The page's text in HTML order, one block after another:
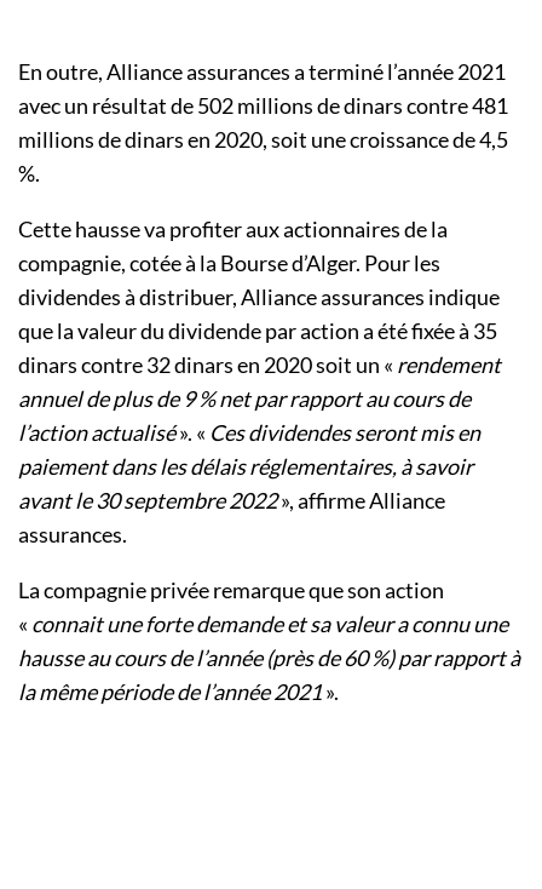
En outre, Alliance assurances a terminé l’année 2021
avec un résultat de 502 millions de dinars contre 481
millions de dinars en 2020, soit une croissance de 4,5
%.
Cette hausse va profiter aux actionnaires de la
compagnie, cotée à la Bourse d’Alger. Pour les
dividendes à distribuer, Alliance assurances indique
que la valeur du dividende par action a été fixée à 35
dinars contre 32 dinars en 2020 soit un « rendement
annuel de plus de 9 % net par rapport au cours de
l’action actualisé». « Ces dividendes seront mis en
paiement dans les délais réglementaires, à savoir
avant le 30 septembre 2022», affirme Alliance
assurances.
La compagnie privée remarque que son action
« connait une forte demande et sa valeur a connu une
hausse au cours de l’année (près de 60 %) par rapport à
la même période de l’année 2021».